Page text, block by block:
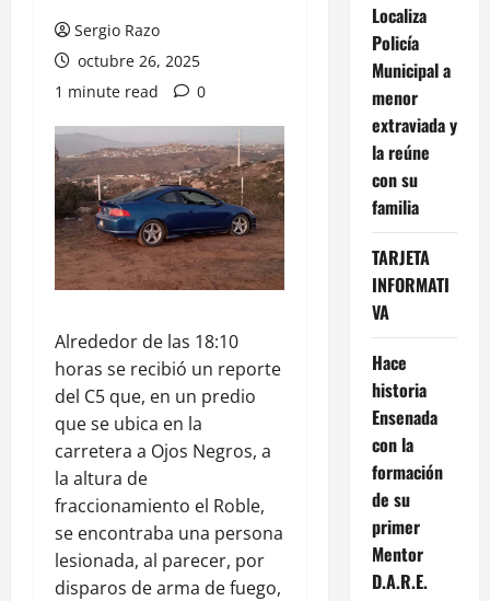
Sergio Razo
octubre 26, 2025
1 minute read
0
Alrededor de las 18:10
horas se recibió un reporte
del C5 que, en un predio
que se ubica en la
carretera a Ojos Negros, a
la altura de
fraccionamiento el Roble,
se encontraba una persona
lesionada, al parecer, por
disparos de arma de fuego,
Localiza
Policía
Municipal a
menor
extraviada y
la reúne
con su
familia
TARJETA
INFORMATI
VA
Hace
historia
Ensenada
con la
formación
de su
primer
Mentor
D.A.R.E.